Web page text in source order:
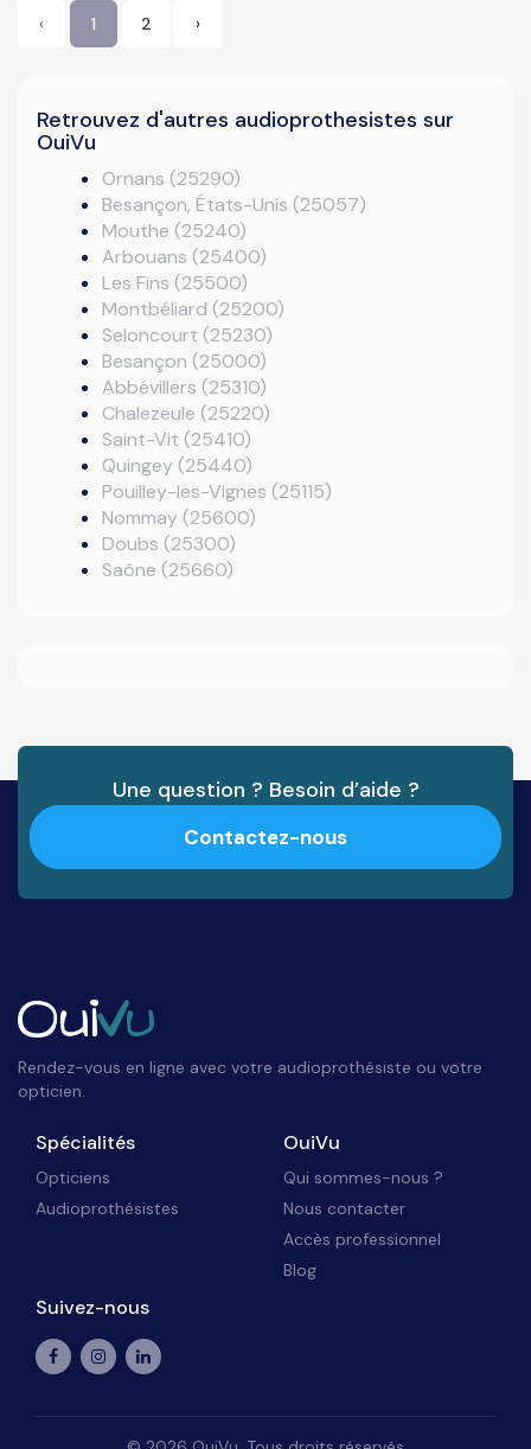
‹ 1 2 ›
Retrouvez d'autres audioprothesistes sur
OuiVu
Ornans (25290)
Besançon, États-Unis (25057)
Mouthe (25240)
Arbouans (25400)
Les Fins (25500)
Montbéliard (25200)
Seloncourt (25230)
Besançon (25000)
Abbévillers (25310)
Chalezeule (25220)
Saint-Vit (25410)
Quingey (25440)
Pouilley-les-Vignes (25115)
Nommay (25600)
Doubs (25300)
Saône (25660)
Une question ? Besoin d’aide ?
Contactez-nous
Rendez-vous en ligne avec votre audioprothésiste ou votre
opticien.
Spécialités
Opticiens
Audioprothésistes
OuiVu
Qui sommes-nous ?
Nous contacter
Accès professionnel
Blog
Suivez-nous